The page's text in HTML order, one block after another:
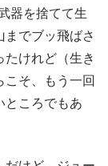
器を捨てて生
でブッ飛ばさ
けれど（生き
そ、もう一回
ところでもあ